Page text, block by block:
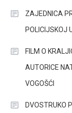
ZAJEDNICA
POLICIJSKOJ
FILM O
AUTORICE
VOGOŠĆI
DVOSTRUKO